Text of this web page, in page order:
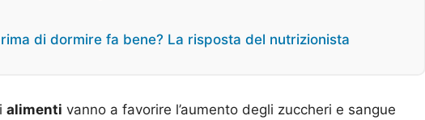
di dormire fa bene? La risposta del nutrizionista
alimenti vanno a favorire l’aumento degli zuccheri e sangue